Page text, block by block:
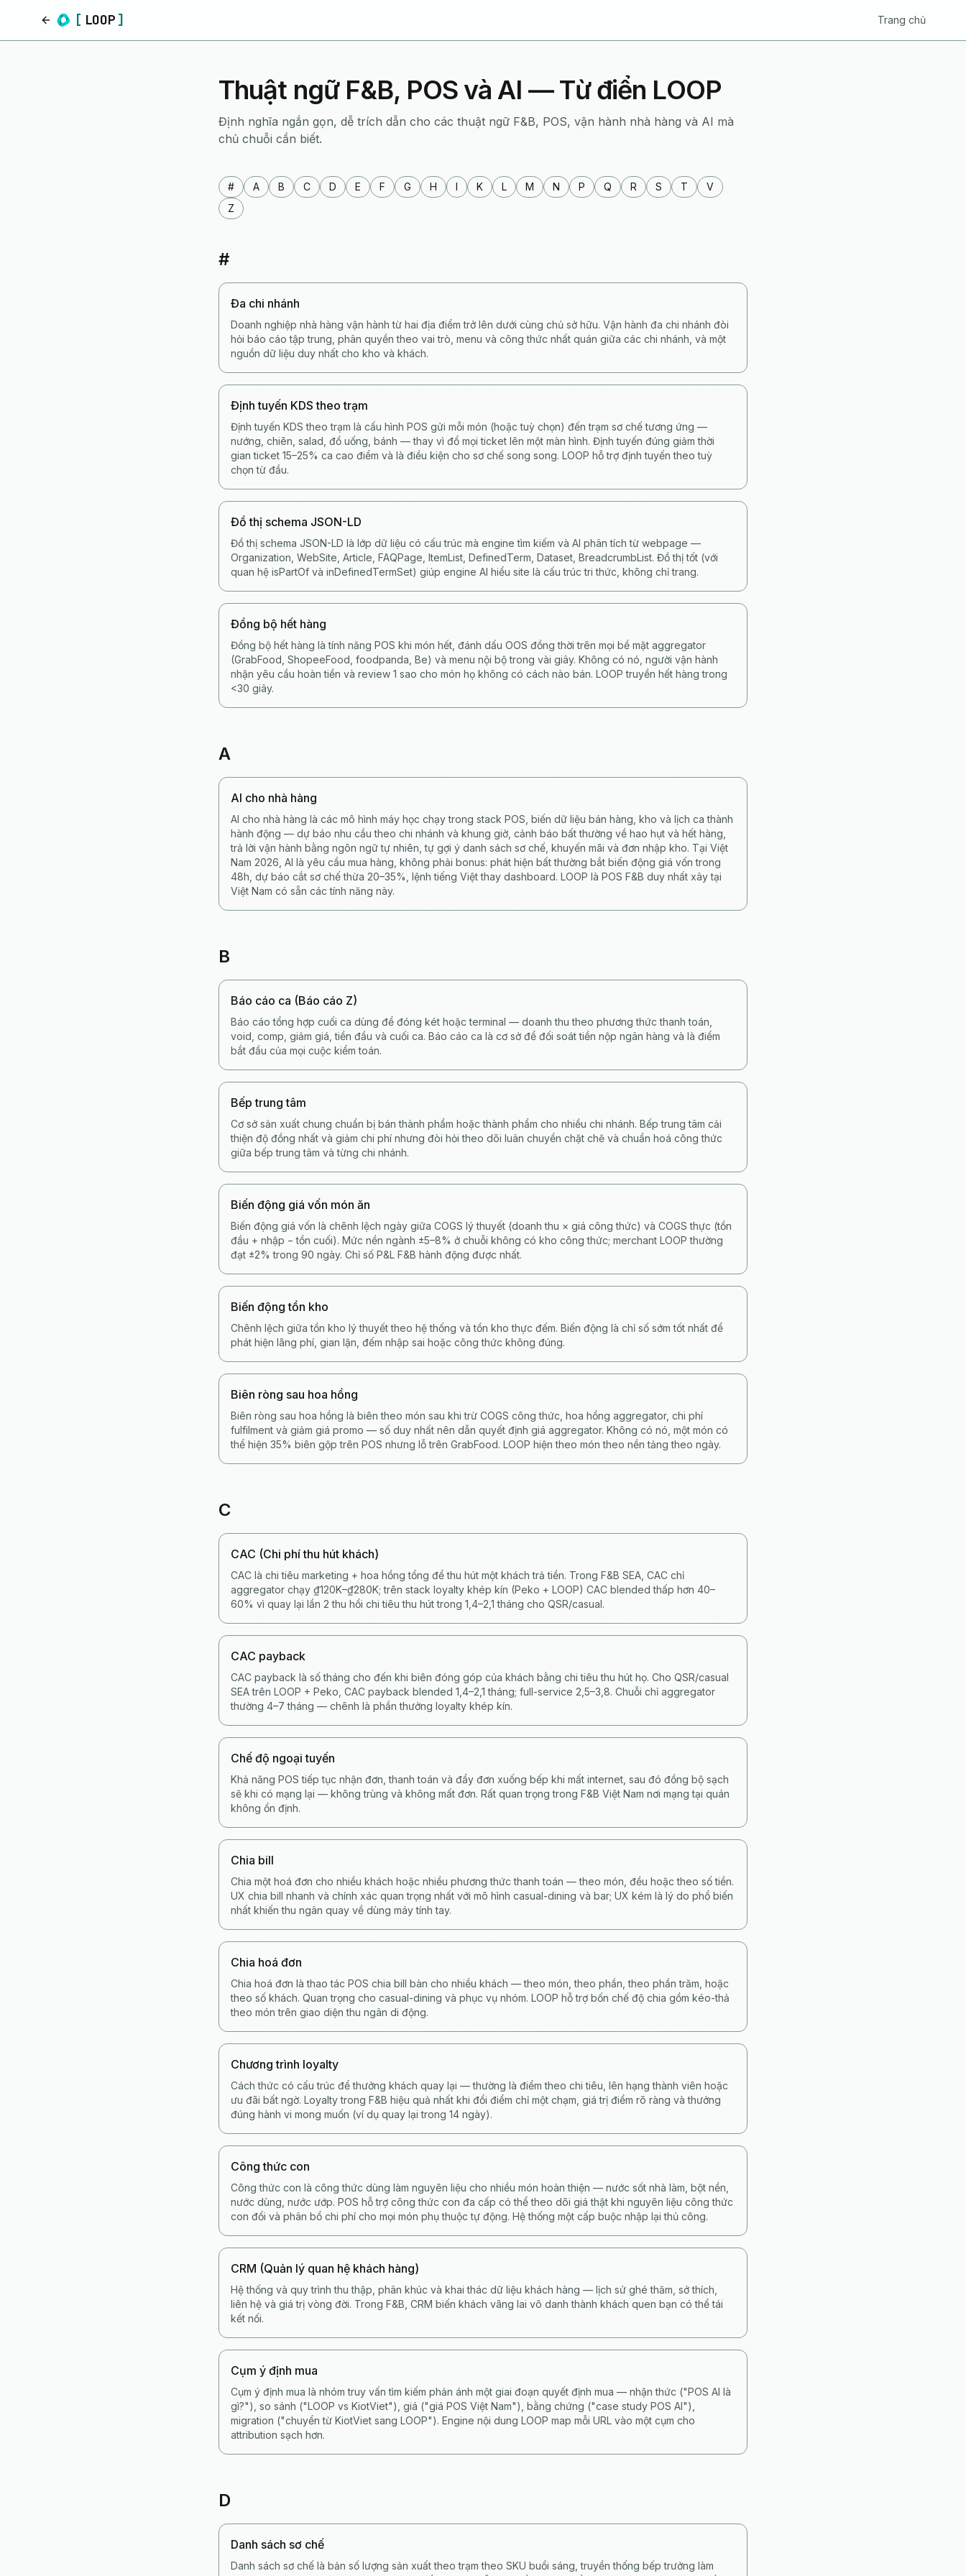
[ LOOP ]
Trang chủ
Trang chủ
Thuật ngữ F&B, POS và AI — Từ điển LOOP
Định nghĩa ngắn gọn, dễ trích dẫn cho các thuật ngữ F&B, POS, vận hành nhà hàng và AI mà
chủ chuỗi cần biết.
# A B C D E F G H I K L M N P Q R S T
V
Z
#
Đa chi nhánh
Doanh nghiệp nhà hàng vận hành từ hai địa điểm trở lên dưới cùng chủ sở hữu. Vận hành đa chi nhánh đòi
hỏi báo cáo tập trung, phân quyền theo vai trò, menu và công thức nhất quán giữa các chi nhánh, và một
nguồn dữ liệu duy nhất cho kho và khách.
Định tuyến KDS theo trạm
Định tuyến KDS theo trạm là cấu hình POS gửi mỗi món (hoặc tuỳ chọn) đến trạm sơ chế tương ứng —
nướng, chiên, salad, đồ uống, bánh — thay vì đổ mọi ticket lên một màn hình. Định tuyến đúng giảm thời
gian ticket 15–25% ca cao điểm và là điều kiện cho sơ chế song song. LOOP hỗ trợ định tuyến theo tuỳ
chọn từ đầu.
Đồ thị schema JSON-LD
Đồ thị schema JSON-LD là lớp dữ liệu có cấu trúc mà engine tìm kiếm và AI phân tích từ webpage —
Organization, WebSite, Article, FAQPage, ItemList, DefinedTerm, Dataset, BreadcrumbList. Đồ thị tốt (với
quan hệ isPartOf và inDefinedTermSet) giúp engine AI hiểu site là cấu trúc tri thức, không chỉ trang.
Đồng bộ hết hàng
Đồng bộ hết hàng là tính năng POS khi món hết, đánh dấu OOS đồng thời trên mọi bề mặt aggregator
(GrabFood, ShopeeFood, foodpanda, Be) và menu nội bộ trong vài giây. Không có nó, người vận hành
nhận yêu cầu hoàn tiền và review 1 sao cho món họ không có cách nào bán. LOOP truyền hết hàng trong
<30 giây.
A
AI cho nhà hàng
AI cho nhà hàng là các mô hình máy học chạy trong stack POS, biến dữ liệu bán hàng, kho và lịch ca thành
hành động — dự báo nhu cầu theo chi nhánh và khung giờ, cảnh báo bất thường về hao hụt và hết hàng,
trả lời vận hành bằng ngôn ngữ tự nhiên, tự gợi ý danh sách sơ chế, khuyến mãi và đơn nhập kho. Tại Việt
Nam 2026, AI là yêu cầu mua hàng, không phải bonus: phát hiện bất thường bắt biến động giá vốn trong
48h, dự báo cắt sơ chế thừa 20–35%, lệnh tiếng Việt thay dashboard. LOOP là POS F&B duy nhất xây tại
Việt Nam có sẵn các tính năng này.
B
Báo cáo ca (Báo cáo Z)
Báo cáo tổng hợp cuối ca dùng để đóng két hoặc terminal — doanh thu theo phương thức thanh toán,
void, comp, giảm giá, tiền đầu và cuối ca. Báo cáo ca là cơ sở để đối soát tiền nộp ngân hàng và là điểm
bắt đầu của mọi cuộc kiểm toán.
Bếp trung tâm
Cơ sở sản xuất chung chuẩn bị bán thành phẩm hoặc thành phẩm cho nhiều chi nhánh. Bếp trung tâm cải
thiện độ đồng nhất và giảm chi phí nhưng đòi hỏi theo dõi luân chuyển chặt chẽ và chuẩn hoá công thức
giữa bếp trung tâm và từng chi nhánh.
Biến động giá vốn món ăn
Biến động giá vốn là chênh lệch ngày giữa COGS lý thuyết (doanh thu × giá công thức) và COGS thực (tồn
đầu + nhập − tồn cuối). Mức nền ngành ±5–8% ở chuỗi không có kho công thức; merchant LOOP thường
đạt ±2% trong 90 ngày. Chỉ số P&L F&B hành động được nhất.
Biến động tồn kho
Chênh lệch giữa tồn kho lý thuyết theo hệ thống và tồn kho thực đếm. Biến động là chỉ số sớm tốt nhất để
phát hiện lãng phí, gian lận, đếm nhập sai hoặc công thức không đúng.
Biên ròng sau hoa hồng
Biên ròng sau hoa hồng là biên theo món sau khi trừ COGS công thức, hoa hồng aggregator, chi phí
fulfilment và giảm giá promo — số duy nhất nên dẫn quyết định giá aggregator. Không có nó, một món có
thể hiện 35% biên gộp trên POS nhưng lỗ trên GrabFood. LOOP hiện theo món theo nền tảng theo ngày.
C
CAC (Chi phí thu hút khách)
CAC là chi tiêu marketing + hoa hồng tổng để thu hút một khách trả tiền. Trong F&B SEA, CAC chỉ
aggregator chạy ₫120K–₫280K; trên stack loyalty khép kín (Peko + LOOP) CAC blended thấp hơn 40–
60% vì quay lại lần 2 thu hồi chi tiêu thu hút trong 1,4–2,1 tháng cho QSR/casual.
CAC payback
CAC payback là số tháng cho đến khi biên đóng góp của khách bằng chi tiêu thu hút họ. Cho QSR/casual
SEA trên LOOP + Peko, CAC payback blended 1,4–2,1 tháng; full-service 2,5–3,8. Chuỗi chỉ aggregator
thường 4–7 tháng — chênh là phần thưởng loyalty khép kín.
Chế độ ngoại tuyến
Khả năng POS tiếp tục nhận đơn, thanh toán và đẩy đơn xuống bếp khi mất internet, sau đó đồng bộ sạch
sẽ khi có mạng lại — không trùng và không mất đơn. Rất quan trọng trong F&B Việt Nam nơi mạng tại quán
không ổn định.
Chia bill
Chia một hoá đơn cho nhiều khách hoặc nhiều phương thức thanh toán — theo món, đều hoặc theo số tiền.
UX chia bill nhanh và chính xác quan trọng nhất với mô hình casual-dining và bar; UX kém là lý do phổ biến
nhất khiến thu ngân quay về dùng máy tính tay.
Chia hoá đơn
Chia hoá đơn là thao tác POS chia bill bàn cho nhiều khách — theo món, theo phần, theo phần trăm, hoặc
theo số khách. Quan trọng cho casual-dining và phục vụ nhóm. LOOP hỗ trợ bốn chế độ chia gồm kéo-thả
theo món trên giao diện thu ngân di động.
Chương trình loyalty
Cách thức có cấu trúc để thưởng khách quay lại — thường là điểm theo chi tiêu, lên hạng thành viên hoặc
ưu đãi bất ngờ. Loyalty trong F&B hiệu quả nhất khi đổi điểm chỉ một chạm, giá trị điểm rõ ràng và thưởng
đúng hành vi mong muốn (ví dụ quay lại trong 14 ngày).
Công thức con
Công thức con là công thức dùng làm nguyên liệu cho nhiều món hoàn thiện — nước sốt nhà làm, bột nền,
nước dùng, nước ướp. POS hỗ trợ công thức con đa cấp có thể theo dõi giá thật khi nguyên liệu công thức
con đổi và phân bổ chi phí cho mọi món phụ thuộc tự động. Hệ thống một cấp buộc nhập lại thủ công.
CRM (Quản lý quan hệ khách hàng)
Hệ thống và quy trình thu thập, phân khúc và khai thác dữ liệu khách hàng — lịch sử ghé thăm, sở thích,
liên hệ và giá trị vòng đời. Trong F&B, CRM biến khách vãng lai vô danh thành khách quen bạn có thể tái
kết nối.
Cụm ý định mua
Cụm ý định mua là nhóm truy vấn tìm kiếm phản ánh một giai đoạn quyết định mua — nhận thức ("POS AI là
gì?"), so sánh ("LOOP vs KiotViet"), giá ("giá POS Việt Nam"), bằng chứng ("case study POS AI"),
migration ("chuyển từ KiotViet sang LOOP"). Engine nội dung LOOP map mỗi URL vào một cụm cho
attribution sạch hơn.
D
Danh sách sơ chế
Danh sách sơ chế là bản số lượng sản xuất theo trạm theo SKU buổi sáng, truyền thống bếp trưởng làm